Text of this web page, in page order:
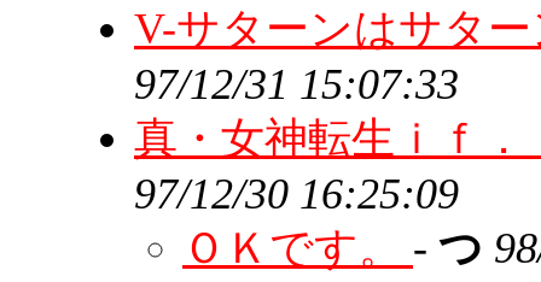
V-サターンはサタ
97/12/31 15:07:33
真・女神転生ｉｆ
97/12/30 16:25:09
ＯＫです。 - つ